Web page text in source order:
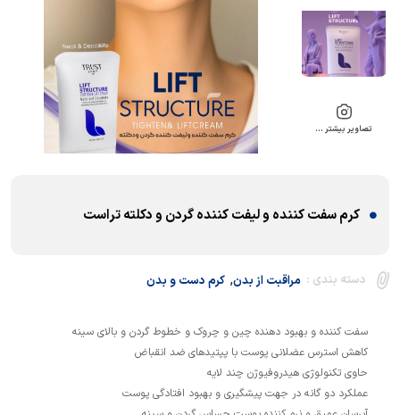
تصاویر بیشتر …
کرم سفت کننده و لیفت کننده گردن و دکلته تراست
دسته بندی : مراقبت از بدن, کرم دست و بدن